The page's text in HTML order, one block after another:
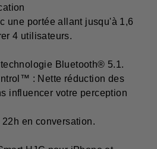
une portée allant jusqu'à 1,6
4 utilisateurs.
Bluetooth® 5.1.
: Nette réduction des
influencer votre perception
en conversation.